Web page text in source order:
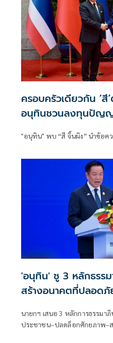
ครอบครัวเดียวกัน ‘
อนุทินชวนลงทุนปัญญ
"อนุทิน" พบ “สี จิ้นผิง” นำข้อค
'อนุทิน' ชู 3 หลักธรรม
สร้างอนาคตที่ปลอดภั
นายกฯ เสนอ 3 หลักการธรรมา
ประชาชน–ปลดล็อกศักยภาพ–ส